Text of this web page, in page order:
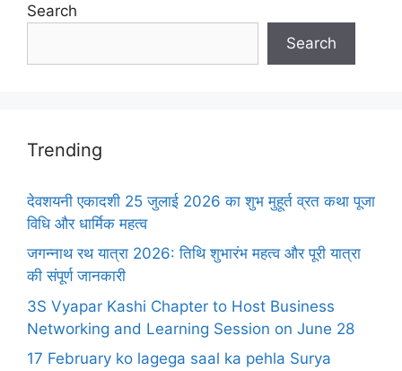
Search
Search
Trending
देवशयनी एकादशी 25 जुलाई 2026 का शुभ मुहूर्त व्रत कथा पूजा
विधि और धार्मिक महत्व
जगन्नाथ रथ यात्रा 2026: तिथि शुभारंभ महत्व और पूरी यात्रा
की संपूर्ण जानकारी
3S Vyapar Kashi Chapter to Host Business
Networking and Learning Session on June 28
17 February ko lagega saal ka pehla Surya